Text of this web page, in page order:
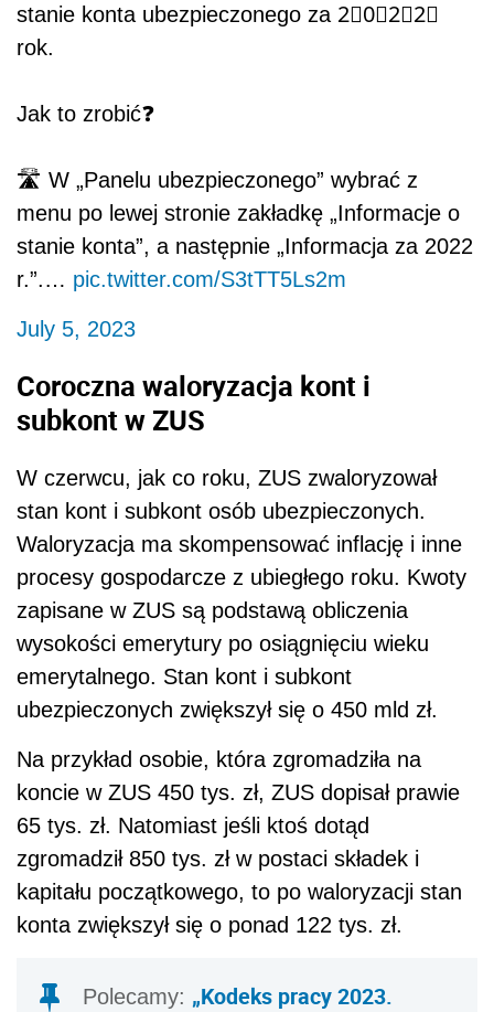
stanie konta ubezpieczonego za 2⃣0⃣2⃣2⃣
rok.
Jak to zrobić❓
🛣️ W „Panelu ubezpieczonego” wybrać z
menu po lewej stronie zakładkę „Informacje o
stanie konta”, a następnie „Informacja za 2022
r.”.… pic.twitter.com/S3tTT5Ls2m
July 5, 2023
Coroczna waloryzacja kont i
subkont w ZUS
W czerwcu, jak co roku, ZUS zwaloryzował
stan kont i subkont osób ubezpieczonych.
Waloryzacja ma skompensować inflację i inne
procesy gospodarcze z ubiegłego roku. Kwoty
zapisane w ZUS są podstawą obliczenia
wysokości emerytury po osiągnięciu wieku
emerytalnego. Stan kont i subkont
ubezpieczonych zwiększył się o 450 mld zł.
Na przykład osobie, która zgromadziła na
koncie w ZUS 450 tys. zł, ZUS dopisał prawie
65 tys. zł. Natomiast jeśli ktoś dotąd
zgromadził 850 tys. zł w postaci składek i
kapitału początkowego, to po waloryzacji stan
konta zwiększył się o ponad 122 tys. zł.
Polecamy: „Kodeks pracy 2023.